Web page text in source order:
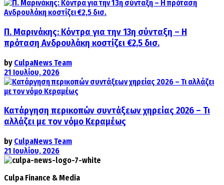
Π. Μαρινάκης: Κόντρα για την 13η σύνταξη – Η
πρόταση Ανδρουλάκη κοστίζει €2,5 δισ.
by CulpaNews Team
21 Ιουλίου, 2026
Κατάργηση περικοπών συντάξεων χηρείας 2026 – Τι
αλλάζει με τον νόμο Κεραμέως
by CulpaNews Team
21 Ιουλίου, 2026
Culpa Finance & Media